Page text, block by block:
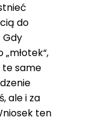
do
Gdy
te same
ale i za
ten